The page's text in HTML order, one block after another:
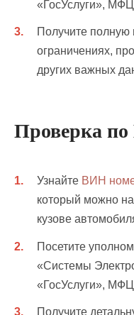
«ГосУслуги»,
Получите
ограничениях,
других важных
Проверка
Узнайте ВИН
который можно
кузове
Посетите
«Системы
«ГосУслуги»,
Получите